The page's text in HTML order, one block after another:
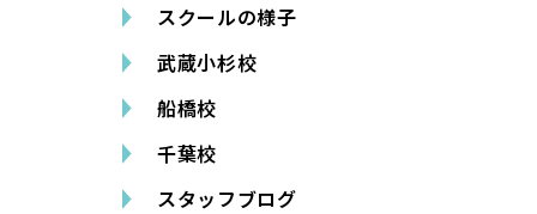
スクールの様子
武蔵小杉校
船橋校
千葉校
スタッフブログ